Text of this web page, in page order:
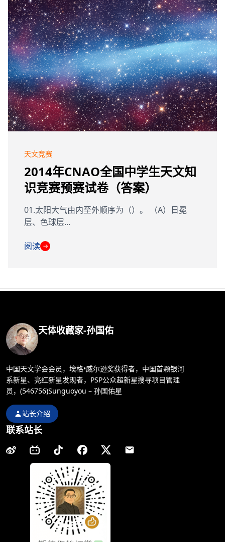
天文竞赛
2014年CNAO全国中学生天文知
识竞赛预赛试卷（答案）
01.太阳大气由内至外顺序为（）。 （A）日冕
层、色球层...
阅读 →
天体收藏家-孙国佑
中国天文学会会员，埃格•威尔逊奖获得者，中国首颗银河
系新星、亮红新星发现者，PSP公众超新星搜寻项目管理
员，(546756)Sunguoyou – 孙国佑星
站长介绍
联系站长